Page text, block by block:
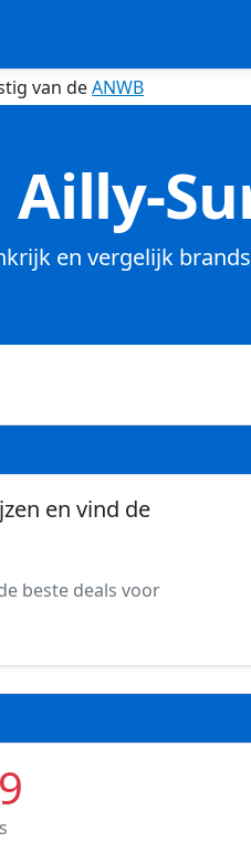
van deANWB
en vergelijk
en vind de
beste deals voor